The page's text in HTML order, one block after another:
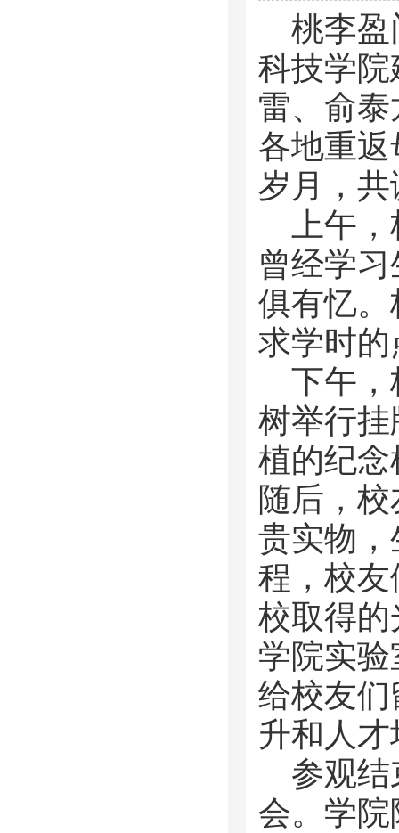
桃李
科技学
雷、俞
各地重
岁月，
上午
曾经学
俱有忆
求学时
下午
树举行
植的纪
随后，
贵实物
程，校
校取得
学院实
给校友
升和人
参观
会。学